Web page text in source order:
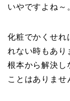
いやですよね～
化粧でかくせれ
れない時もあり
根本から解決し
ことはありませ